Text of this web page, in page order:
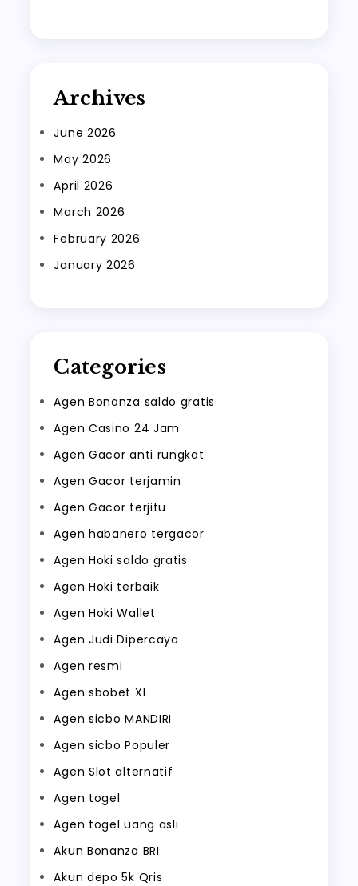
Archives
June 2026
May 2026
April 2026
March 2026
February 2026
January 2026
Categories
Agen Bonanza saldo gratis
Agen Casino 24 Jam
Agen Gacor anti rungkat
Agen Gacor terjamin
Agen Gacor terjitu
Agen habanero tergacor
Agen Hoki saldo gratis
Agen Hoki terbaik
Agen Hoki Wallet
Agen Judi Dipercaya
Agen resmi
Agen sbobet XL
Agen sicbo MANDIRI
Agen sicbo Populer
Agen Slot alternatif
Agen togel
Agen togel uang asli
Akun Bonanza BRI
Akun depo 5k Qris